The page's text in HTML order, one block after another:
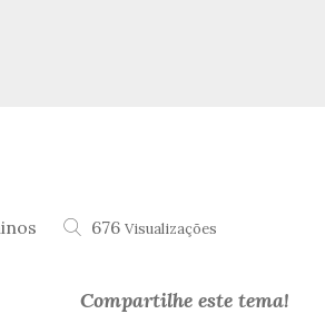
676 Visualizações
Compartilhe este tema!